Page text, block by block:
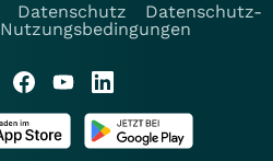
Datenschutz
Datenschutz-
Nutzungsbedingungen